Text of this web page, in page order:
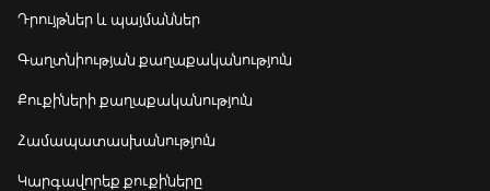
Դրույթներ և պայմաններ
Գաղտնիության քաղաքականություն
Քուքիների քաղաքականություն
Համապատասխանություն
Կարգավորեք քուքիները